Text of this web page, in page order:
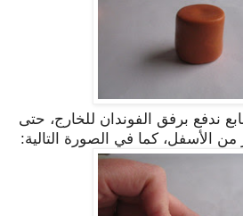
ندفع برفق الفوندان للخارج، حتى
من الأسفل، كما في الصورة التالية: